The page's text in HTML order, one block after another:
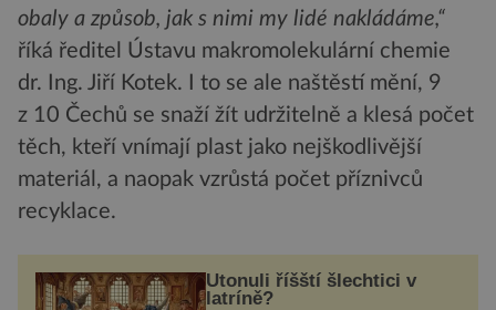
obaly a způsob, jak s nimi my lidé nakládáme,“
říká ředitel Ústavu makromolekulární chemie
dr. Ing. Jiří Kotek. I to se ale naštěstí mění, 9
z 10 Čechů se snaží žít udržitelně a klesá počet
těch, kteří vnímají plast jako nejškodlivější
materiál, a naopak vzrůstá počet příznivců
recyklace.
Utonuli říšští šlechtici v
latríně?